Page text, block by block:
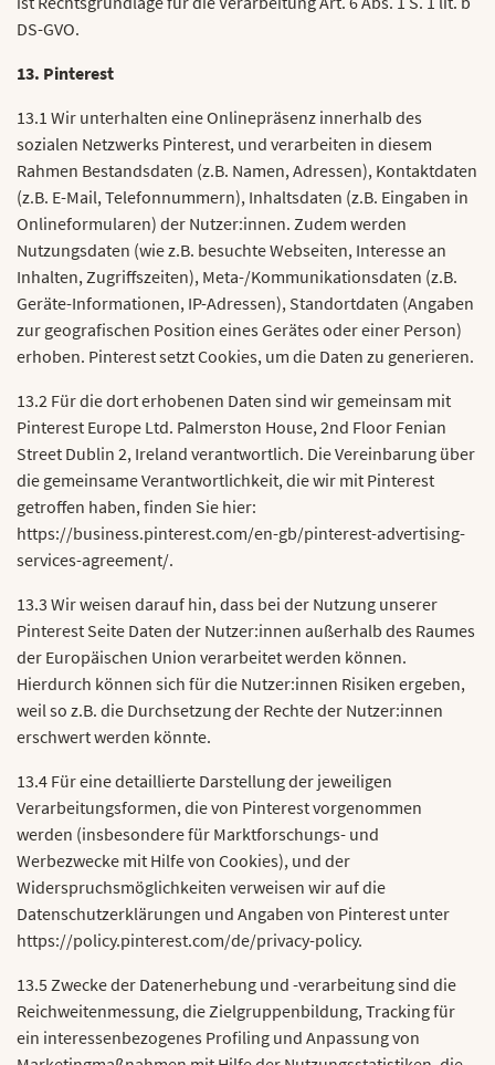
DS-GVO.
13. Pinterest
13.1 Wir unterhalten eine Onlinepräsenz innerhalb des
sozialen Netzwerks Pinterest, und verarbeiten in diesem
Rahmen Bestandsdaten (z.B. Namen, Adressen), Kontaktdaten
(z.B. E-Mail, Telefonnummern), Inhaltsdaten (z.B. Eingaben in
Onlineformularen) der Nutzer:innen. Zudem werden
Nutzungsdaten (wie z.B. besuchte Webseiten, Interesse an
Inhalten, Zugriffszeiten), Meta-/Kommunikationsdaten (z.B.
Geräte-Informationen, IP-Adressen), Standortdaten (Angaben
zur geografischen Position eines Gerätes oder einer Person)
erhoben. Pinterest setzt Cookies, um die Daten zu generieren.
13.2 Für die dort erhobenen Daten sind wir gemeinsam mit
Pinterest Europe Ltd. Palmerston House, 2nd Floor Fenian
Street Dublin 2, Ireland verantwortlich. Die Vereinbarung über
die gemeinsame Verantwortlichkeit, die wir mit Pinterest
getroffen haben, finden Sie hier:
https://business.pinterest.com/en-gb/pinterest-advertising-
services-agreement/.
13.3 Wir weisen darauf hin, dass bei der Nutzung unserer
Pinterest Seite Daten der Nutzer:innen außerhalb des Raumes
der Europäischen Union verarbeitet werden können.
Hierdurch können sich für die Nutzer:innen Risiken ergeben,
weil so z.B. die Durchsetzung der Rechte der Nutzer:innen
erschwert werden könnte.
13.4 Für eine detaillierte Darstellung der jeweiligen
Verarbeitungsformen, die von Pinterest vorgenommen
werden (insbesondere für Marktforschungs- und
Werbezwecke mit Hilfe von Cookies), und der
Widerspruchsmöglichkeiten verweisen wir auf die
Datenschutzerklärungen und Angaben von Pinterest unter
https://policy.pinterest.com/de/privacy-policy.
13.5 Zwecke der Datenerhebung und -verarbeitung sind die
Reichweitenmessung, die Zielgruppenbildung, Tracking für
ein interessenbezogenes Profiling und Anpassung von